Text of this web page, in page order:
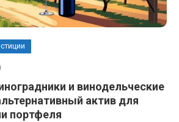
и винодельческие
актив для
портфеля